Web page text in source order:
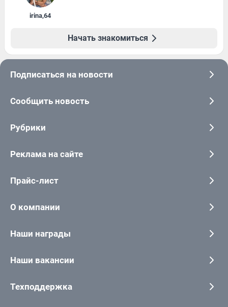
irina,64
Начать знакомиться
Подписаться на новости
Сообщить новость
Рубрики
Реклама на сайте
Прайс-лист
О компании
Наши награды
Наши вакансии
Техподдержка